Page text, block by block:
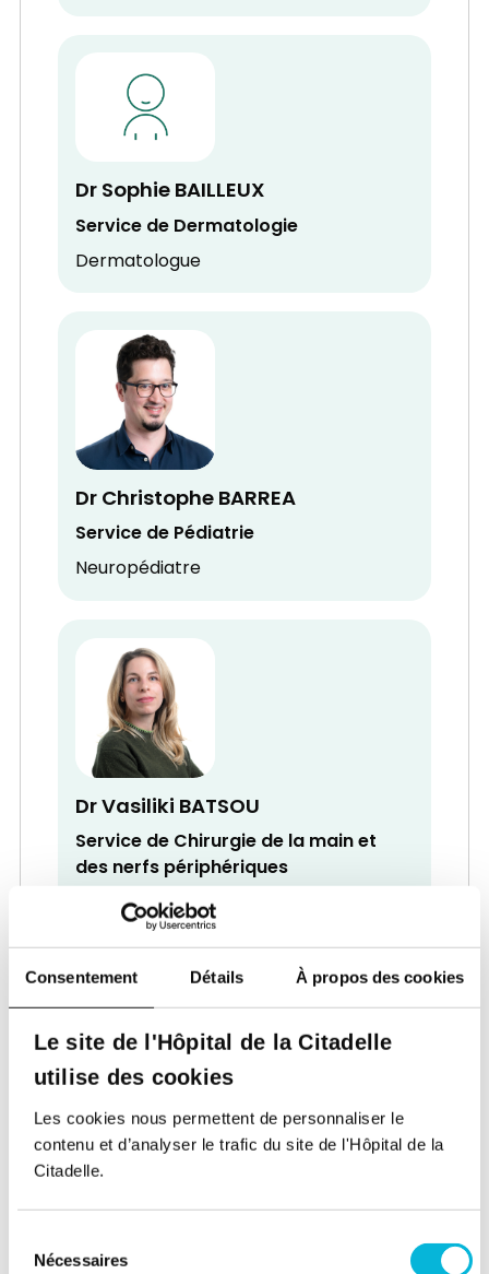
Consentement Détails À propos des cookies
Le site de l'Hôpital de la Citadelle
utilise des cookies
Les cookies nous permettent de personnaliser le
contenu et d’analyser le trafic du site de l'Hôpital de la
Citadelle.
Nécessaires
Dr Sophie BAILLEUX
Service de Dermatologie
Dermatologue
Dr Christophe BARREA
Service de Pédiatrie
Neuropédiatre
Dr Vasiliki BATSOU
Service de Chirurgie de la main et
des nerfs périphériques
Chirurgien
Dr Jacques BECKERS
Service de Cardiologie
Cardiologue